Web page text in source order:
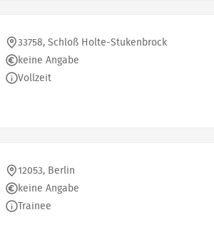
33758, Schloß Holte-Stukenbrock
keine Angabe
Vollzeit
12053, Berlin
keine Angabe
Trainee